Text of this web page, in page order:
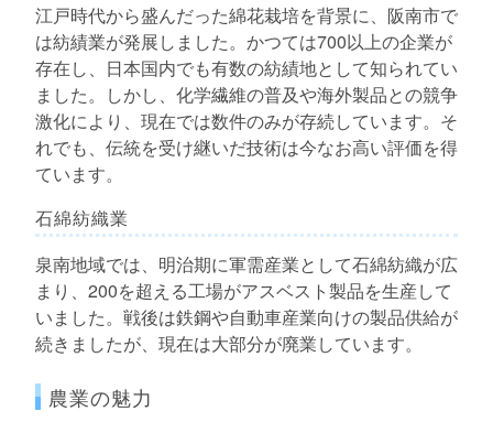
江戸時代から盛んだった綿花栽培を背景に、阪南市で
は紡績業が発展しました。かつては700以上の企業が
存在し、日本国内でも有数の紡績地として知られてい
ました。しかし、化学繊維の普及や海外製品との競争
激化により、現在では数件のみが存続しています。そ
れでも、伝統を受け継いだ技術は今なお高い評価を得
ています。
石綿紡織業
泉南地域では、明治期に軍需産業として石綿紡織が広
まり、200を超える工場がアスベスト製品を生産して
いました。戦後は鉄鋼や自動車産業向けの製品供給が
続きましたが、現在は大部分が廃業しています。
農業の魅力